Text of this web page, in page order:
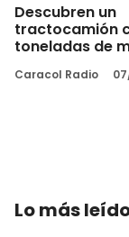
Descubren un
tractocamión
toneladas de
Caracol Radio
Lo más